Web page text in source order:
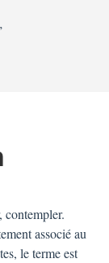
contempler.
associé au
le terme est